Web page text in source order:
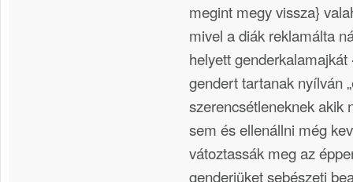
megint megy vissza}
mivel a diák reklamálta
helyett
gendert tartanak nyílván
szerencsétleneknek akik
sem és ellenállni még
vátoztassák meg az
genderjüket sebészeti